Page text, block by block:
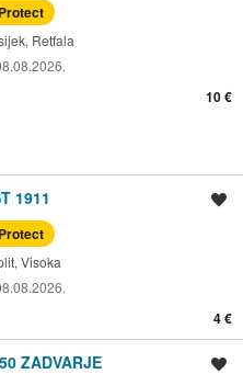
Retfala
10 €
1911
Visoka
4 €
ZADVARJE